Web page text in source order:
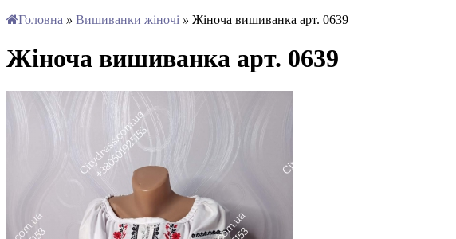
Головна » Вишиванки жіночі » Жіноча вишиванка арт. 0639
Жіноча вишиванка арт. 0639